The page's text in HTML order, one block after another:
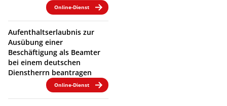
Online-Dienst
Aufenthaltserlaubnis zur
Ausübung einer
Beschäftigung als Beamter
bei einem deutschen
Dienstherrn beantragen
Online-Dienst